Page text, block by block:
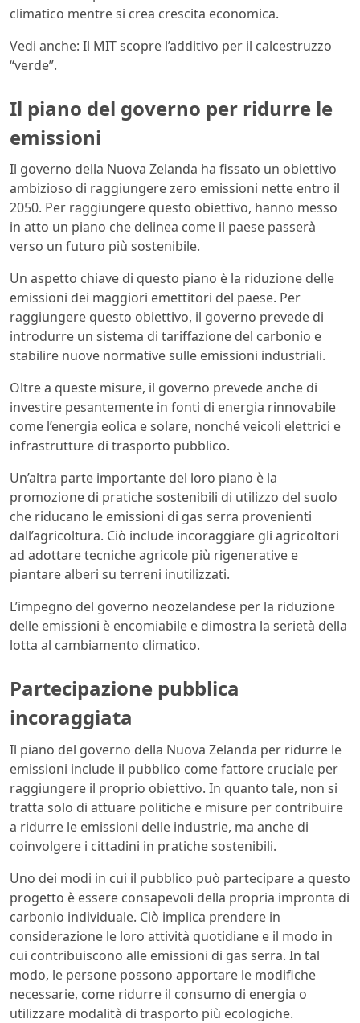
climatico mentre si crea crescita economica.
Vedi anche: Il MIT scopre l’additivo per il calcestruzzo
“verde”.
Il piano del governo per ridurre le
emissioni
Il governo della Nuova Zelanda ha fissato un obiettivo
ambizioso di raggiungere zero emissioni nette entro il
2050. Per raggiungere questo obiettivo, hanno messo
in atto un piano che delinea come il paese passerà
verso un futuro più sostenibile.
Un aspetto chiave di questo piano è la riduzione delle
emissioni dei maggiori emettitori del paese. Per
raggiungere questo obiettivo, il governo prevede di
introdurre un sistema di tariffazione del carbonio e
stabilire nuove normative sulle emissioni industriali.
Oltre a queste misure, il governo prevede anche di
investire pesantemente in fonti di energia rinnovabile
come l’energia eolica e solare, nonché veicoli elettrici e
infrastrutture di trasporto pubblico.
Un’altra parte importante del loro piano è la
promozione di pratiche sostenibili di utilizzo del suolo
che riducano le emissioni di gas serra provenienti
dall’agricoltura. Ciò include incoraggiare gli agricoltori
ad adottare tecniche agricole più rigenerative e
piantare alberi su terreni inutilizzati.
L’impegno del governo neozelandese per la riduzione
delle emissioni è encomiabile e dimostra la serietà della
lotta al cambiamento climatico.
Partecipazione pubblica
incoraggiata
Il piano del governo della Nuova Zelanda per ridurre le
emissioni include il pubblico come fattore cruciale per
raggiungere il proprio obiettivo. In quanto tale, non si
tratta solo di attuare politiche e misure per contribuire
a ridurre le emissioni delle industrie, ma anche di
coinvolgere i cittadini in pratiche sostenibili.
Uno dei modi in cui il pubblico può partecipare a questo
progetto è essere consapevoli della propria impronta di
carbonio individuale. Ciò implica prendere in
considerazione le loro attività quotidiane e il modo in
cui contribuiscono alle emissioni di gas serra. In tal
modo, le persone possono apportare le modifiche
necessarie, come ridurre il consumo di energia o
utilizzare modalità di trasporto più ecologiche.